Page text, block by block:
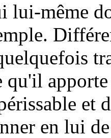
lui-même
qu'il
et
en lui